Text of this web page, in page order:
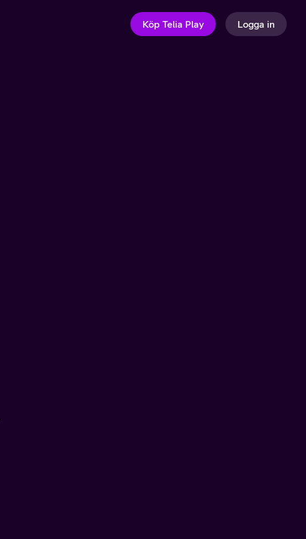
Köp Telia Play Logga in